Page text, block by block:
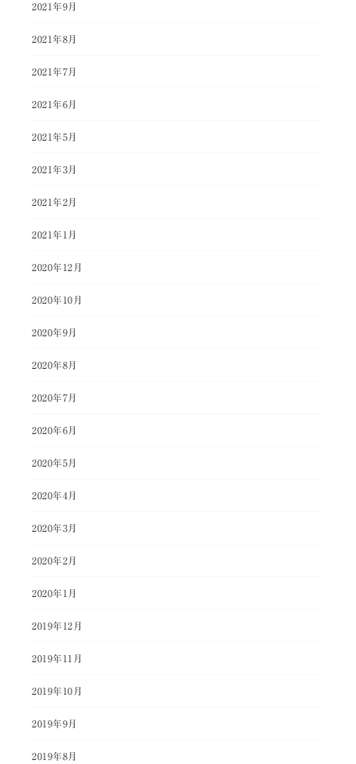
2021年9月
2021年8月
2021年7月
2021年6月
2021年5月
2021年3月
2021年2月
2021年1月
2020年12月
2020年10月
2020年9月
2020年8月
2020年7月
2020年6月
2020年5月
2020年4月
2020年3月
2020年2月
2020年1月
2019年12月
2019年11月
2019年10月
2019年9月
2019年8月